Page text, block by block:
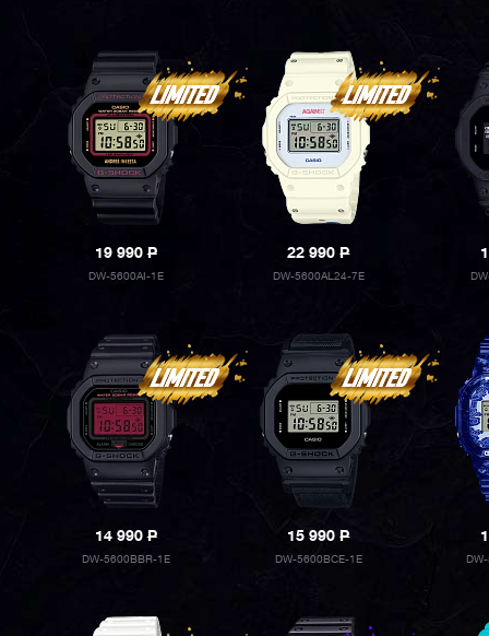
19 990P
DW-5600AI-1E
22 990P
DW-5600AL24-7E
14 990P
DW-5600BBR-1E
15 990P
DW-5600BCE-1E